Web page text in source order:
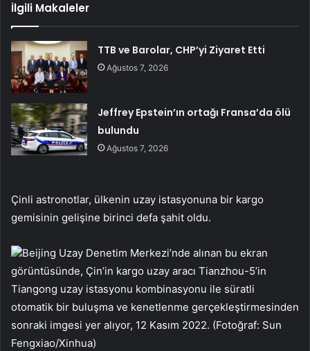
İlgili Makaleler
TTB ve Barolar, CHP’yi Ziyaret Etti
Ağustos 7, 2026
Jeffrey Epstein’ın ortağı Fransa’da ölü
bulundu
Ağustos 7, 2026
Çinli astronotlar, ülkenin uzay istasyonuna bir kargo
gemisinin gelişine birinci defa şahit oldu.
Beijing Uzay Denetim Merkezi’nde alınan bu ekran
görüntüsünde, Çin’in kargo uzay aracı Tianzhou-5’in
Tiangong uzay istasyonu kombinasyonu ile süratli
otomatik bir buluşma ve kenetlenme gerçekleştirmesinden
sonraki imgesi yer alıyor, 12 Kasım 2022. (Fotoğraf: Sun
Fengxiao/Xinhua)